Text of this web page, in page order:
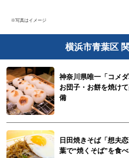
※写真はイメージ
横浜市青葉区
神奈川県唯一「コメ
お団子・お餅を焼け
備
日田焼きそば「想夫
葉で“焼くそば”を食べ